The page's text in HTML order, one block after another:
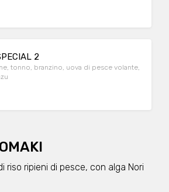
2
tonno, branzino, uova di pesce volante,
riso ripieni di pesce, con alga Nori